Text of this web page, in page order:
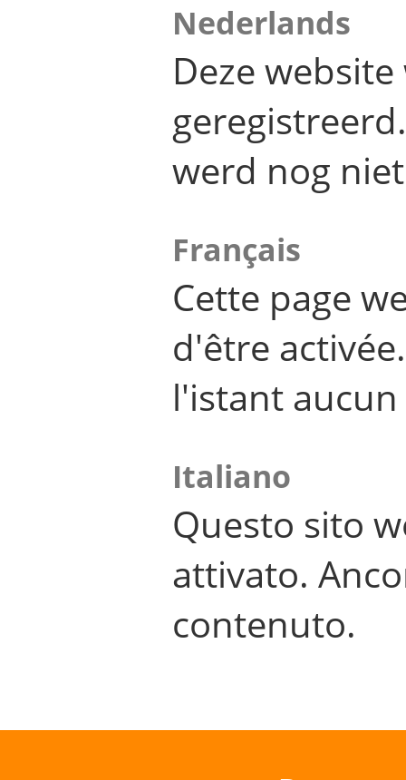
Nederlands
Deze
werd nog
Français
Cette page
d'être
l'istant
Italiano
Questo sito
attivato.
contenuto.